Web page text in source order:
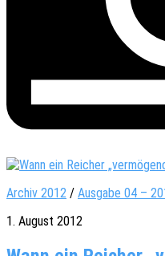
Archiv 2012 / Ausgabe 04 –
1. August 2012